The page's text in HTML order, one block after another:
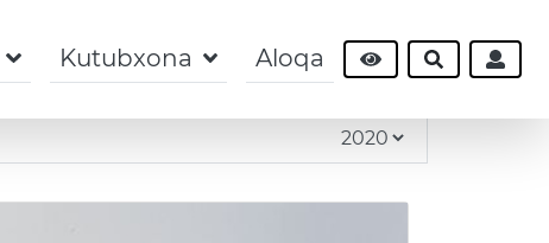
Kutubxona Aloqa